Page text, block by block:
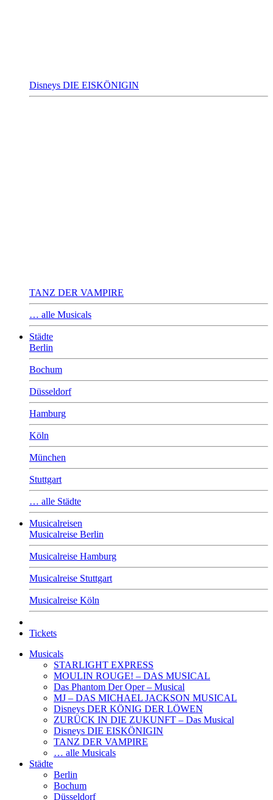
Disneys DIE EISKÖNIGIN
TANZ DER VAMPIRE
… alle Musicals
Städte
Berlin
Bochum
Düsseldorf
Hamburg
Köln
München
Stuttgart
… alle Städte
Musicalreisen
Musicalreise Berlin
Musicalreise Hamburg
Musicalreise Stuttgart
Musicalreise Köln
Tickets
Musicals
STARLIGHT EXPRESS
MOULIN ROUGE! – DAS MUSICAL
Das Phantom Der Oper – Musical
MJ – DAS MICHAEL JACKSON MUSICAL
Disneys DER KÖNIG DER LÖWEN
ZURÜCK IN DIE ZUKUNFT – Das Musical
Disneys DIE EISKÖNIGIN
TANZ DER VAMPIRE
… alle Musicals
Städte
Berlin
Bochum
Düsseldorf